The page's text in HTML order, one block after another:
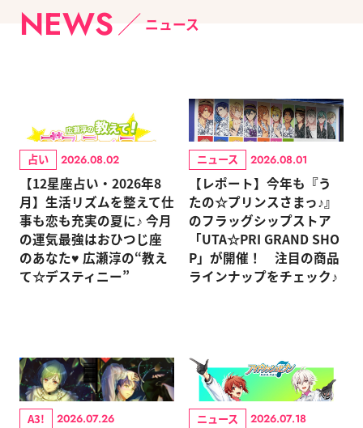
NEWS ニュース
占い 2026.08.02
【12星座占い・2026年8
月】生活リズムを整えて仕
事も恋も充実の夏に♪ 今月
の運気最強はおひつじ座
のあなた♥ 広瀬淳の“教え
て☆デスティニー”
ニュース 2026.08.01
【レポート】今年も『う
たの☆プリンスさまっ♪』
のフラッグシップストア
「UTA☆PRI GRAND SHO
P」が開催！ 注目の商品
ラインナップをチェック♪
A3! 2026.07.26 ニュース 2026.07.18